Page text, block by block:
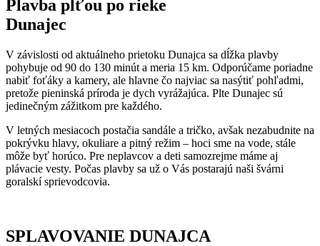
Plavba plťou po rieke
Dunajec
V závislosti od aktuálneho prietoku Dunajca sa dĺžka plavby
pohybuje od 90 do 130 minút a meria 15 km. Odporúčame poriadne
nabiť foťáky a kamery, ale hlavne čo najviac sa nasýtiť pohľadmi,
pretože pieninská príroda je dych vyrážajúca. Plte Dunajec sú
jedinečným zážitkom pre každého.
V letných mesiacoch postačia sandále a tričko, avšak nezabudnite na
pokrývku hlavy, okuliare a pitný režim – hoci sme na vode, stále
môže byť horúco. Pre neplavcov a deti samozrejme máme aj
plávacie vesty. Počas plavby sa už o Vás postarajú naši švárni
goralskí sprievodcovia.
SPLAVOVANIE DUNAJCA